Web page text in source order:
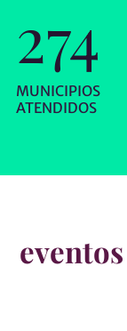
274
MUNICIPIOS
ATENDIDOS